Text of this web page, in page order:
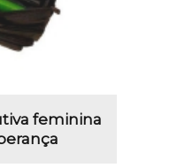
feminina